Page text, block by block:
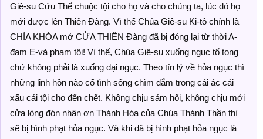
Giê-su Cứu Thế chuộc tội cho họ và cho chúng ta, lúc đó họ
mới được lên Thiên Đàng. Vì thế Chúa Giê-su Ki-tô chính là
CHÌA KHÓA mở CỬA THIÊN Đàng đã bị đóng lại từ thời A-
đam E-và phạm tội! Vì thế, Chúa Giê-su xuống ngục tổ tong
chứ không phải là xuống đại ngục. Theo tín lý về hỏa ngục thì
những linh hồn nào cố tình sống chìm đắm trong cái ác cái
xấu cái tội cho đến chết. Không chịu sám hối, không chịu mởi
cửa lòng đón nhận ơn Thánh Hóa của Chúa Thánh Thần thì
sẽ bị hình phạt hỏa ngục. Và khi đã bị hình phạt hỏa ngục là